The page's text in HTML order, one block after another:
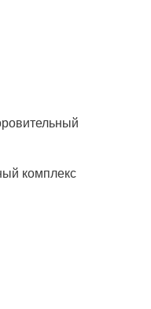
комплекс